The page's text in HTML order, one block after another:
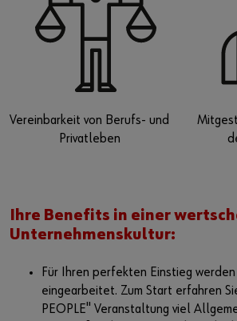
Vereinbarkeit von Berufs- und
Privatleben
Ihre Benefits in einer
Unternehmenskultur:
Für Ihren perfekten Einstieg
eingearbeitet. Zum Start erfahren
PEOPLE" Veranstaltung viel